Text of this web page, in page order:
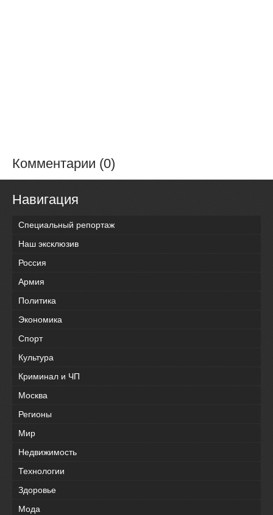
Комментарии (0)
Навигация
Специальный репортаж
Наш эксклюзив
Россия
Армия
Политика
Экономика
Спорт
Культура
Криминал и ЧП
Москва
Регионы
Мир
Недвижимость
Технологии
Здоровье
Мода